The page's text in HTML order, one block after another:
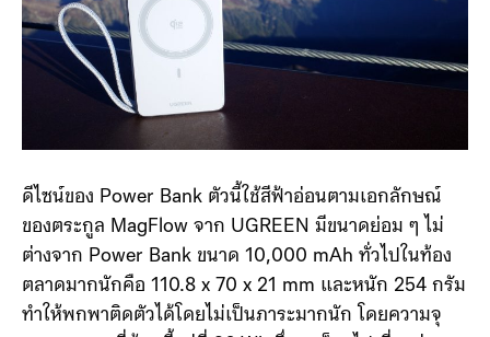
ดีไซน์ของ Power Bank ตัวนี้ใช้สีฟ้าอ่อนตามเอกลักษณ์
ของตระกูล MagFlow จาก UGREEN มีขนาดย่อม ๆ ไม่
ต่างจาก Power Bank ขนาด 10,000 mAh ทั่วไปในท้อง
ตลาดมากนักคือ 110.8 x 70 x 21 mm และหนัก 254 กรัม
ทำให้พกพาติดตัวได้โดยไม่เป็นภาระมากนัก โดยความจุ